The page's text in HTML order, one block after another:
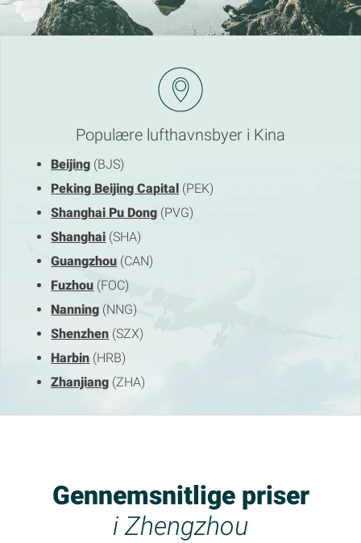
Populære lufthavnsbyer i Kina
Beijing (BJS)
Peking Beijing Capital (PEK)
Shanghai Pu Dong (PVG)
Shanghai (SHA)
Guangzhou (CAN)
Fuzhou (FOC)
Nanning (NNG)
Shenzhen (SZX)
Harbin (HRB)
Zhanjiang (ZHA)
Gennemsnitlige priser
i Zhengzhou